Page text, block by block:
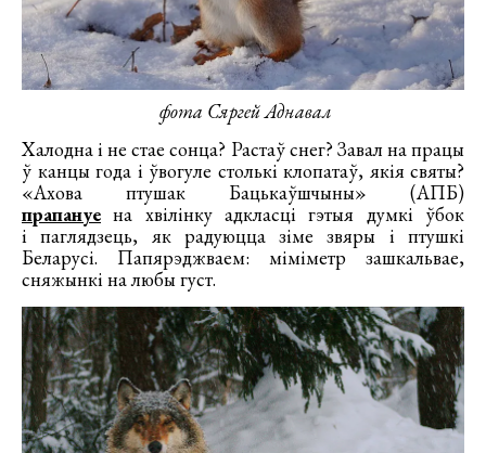
фота Сяргей Аднавал
Халодна і не стае сонца? Растаў снег? Завал на працы
ў канцы года і ўвогуле столькі клопатаў, якія святы?
«Ахова птушак Бацькаўшчыны» (АПБ)
прапануе на хвілінку адкласці гэтыя думкі ўбок
і паглядзець, як радуюцца зіме звяры і птушкі
Беларусі. Папярэджваем: міміметр зашкальвае,
сняжынкі на любы густ.